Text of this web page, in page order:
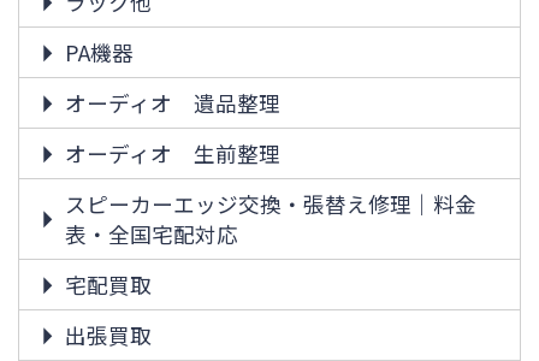
PA機器
オーディオ 遺品整理
オーディオ 生前整理
スピーカーエッジ交換・張替え修理｜料金
表・全国宅配対応
宅配買取
出張買取